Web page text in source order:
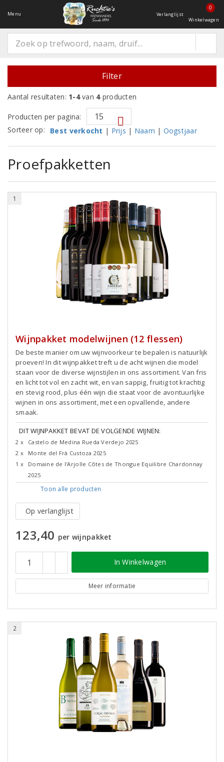
Menu Verlanglijst
0
Winkelwagen
Filter
Aantal resultaten: 1-4van 4producten
Producten per pagina:
Sorteer op:
Best verkocht | Prijs | Naam | Oogstjaar
Proefpakketten
1
Wijnpakket modelwijnen (12 flessen)
De beste manier om uw wijnvoorkeur te bepalen is natuurlijk
proeven! In dit wijnpakket treft u de acht wijnen die model
staan voor de diverse wijnstijlen in ons assortiment. Van fris
en licht tot vol en zacht wit, en van sappig, fruitig tot krachtig
en stevig rood, plus één wijn die staat voor de avontuurlijke
wijnen in ons assortiment, met een opvallende, andere
smaak.
DIT WIJNPAKKET BEVAT DE VOLGENDE WIJNEN:
2 x
Castelo de Medina Rueda Verdejo 2025
2 x
Monte del Frà Custoza 2025
1 x
Domaine de l'Arjolle Côtes de Thongue Equilibre Chardonnay
2025
Toon alle producten
Op verlanglijst
123,40 per wijnpakket
In Winkelwagen
Meer informatie
2